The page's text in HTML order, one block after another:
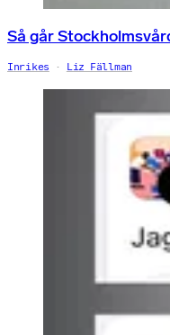
Så går
Inrikes Liz Fällman